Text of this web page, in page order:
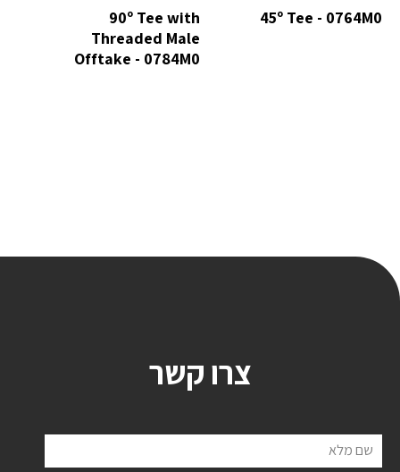
45º Tee - 0764M0
90º Tee with
Threaded Male
Offtake - 0784M0
צרו קשר
שם מלא